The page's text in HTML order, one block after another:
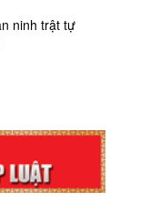
ninh trật tự